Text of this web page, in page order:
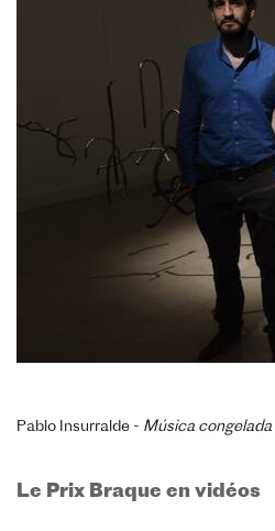
Pablo Insurralde - Música congelada
Le Prix Braque en vidéos